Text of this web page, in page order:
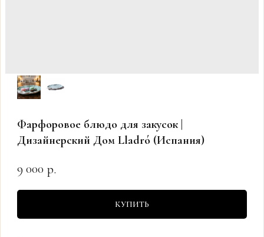
Фарфоровое блюдо для закусок |
Дизайнерский Дом Lladró (Испания)
9 000 р.
КУПИТЬ